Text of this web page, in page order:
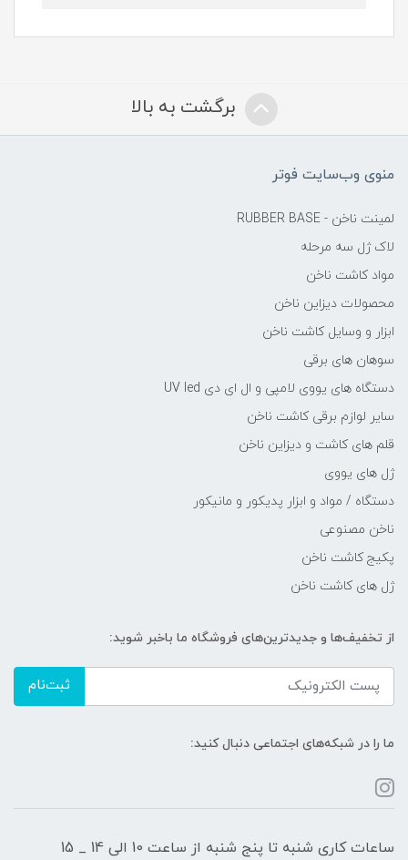
برگشت به بالا
منوی وب‌سایت فوتر
لمینت ناخن - RUBBER BASE
لاک ژل سه مرحله
مواد کاشت ناخن
محصولات دیزاین ناخن
ابزار و وسایل کاشت ناخن
سوهان های برقی
دستگاه های یووی لامپی و ال ای دی UV led
سایر لوازم برقی کاشت ناخن
قلم های کاشت و دیزاین ناخن
ژل های یووی
دستگاه / مواد و ابزار پدیکور و مانیکور
ناخن مصنوعی
پکیج کاشت ناخن
ژل های کاشت ناخن
از تخفیف‌ها و جدیدترین‌های فروشگاه ما باخبر شوید:
ثبت‌نام
ما را در شبکه‌های اجتماعی دنبال کنید:
ساعات کاری شنبه تا پنج شنبه از ساعت 10 الی 14 _ 15